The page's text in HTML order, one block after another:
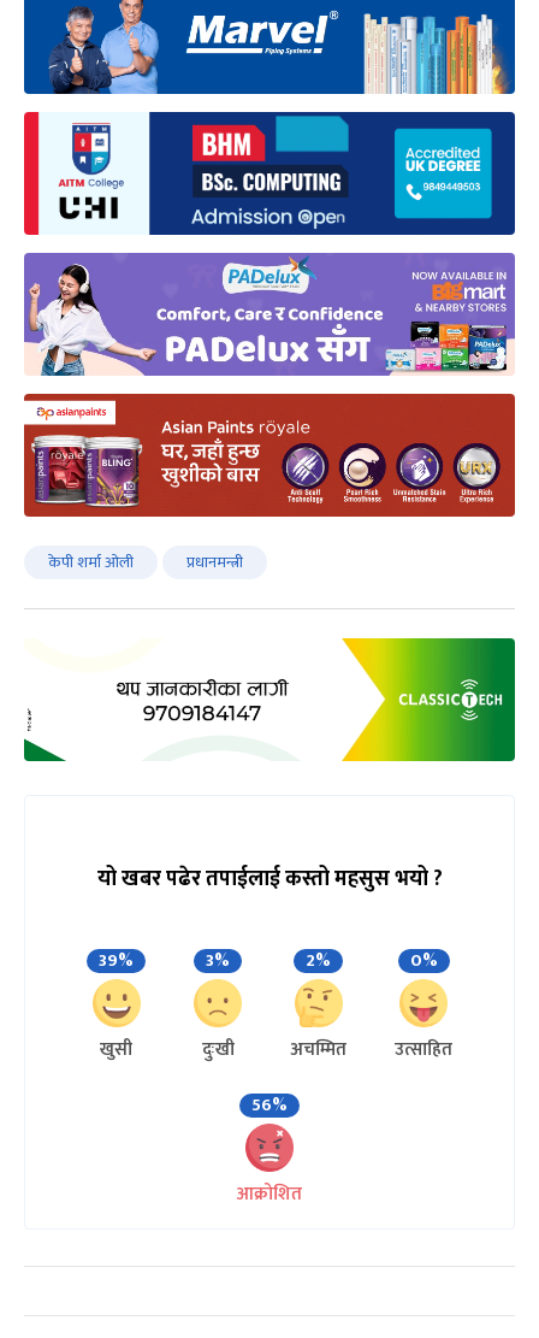
केपी शर्मा ओली प्रधानमन्त्री
यो खबर पढेर तपाईलाई कस्तो महसुस भयो ?
39%
खुसी
3%
दुःखी
2%
अचम्मित
0%
उत्साहित
56%
आक्रोशित